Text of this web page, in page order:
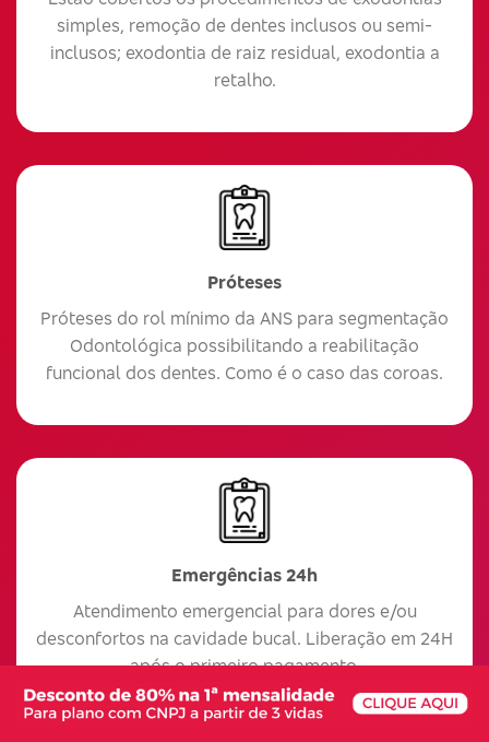
simples, remoção de dentes inclusos ou semi-
inclusos; exodontia de raiz residual, exodontia a
retalho.
Próteses
Próteses do rol mínimo da ANS para segmentação
Odontológica possibilitando a reabilitação
funcional dos dentes. Como é o caso das coroas.
Emergências 24h
Atendimento emergencial para dores e/ou
desconfortos na cavidade bucal. Liberação em 24H
após o primeiro pagamento.